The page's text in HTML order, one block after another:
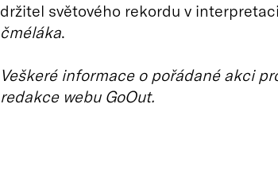
držitel světového rekordu v
čméláka.
Veškeré informace o pořádané akci
redakce webu GoOut.